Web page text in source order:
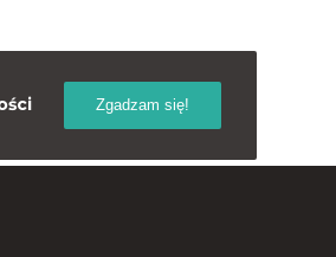
Zgadzam się!